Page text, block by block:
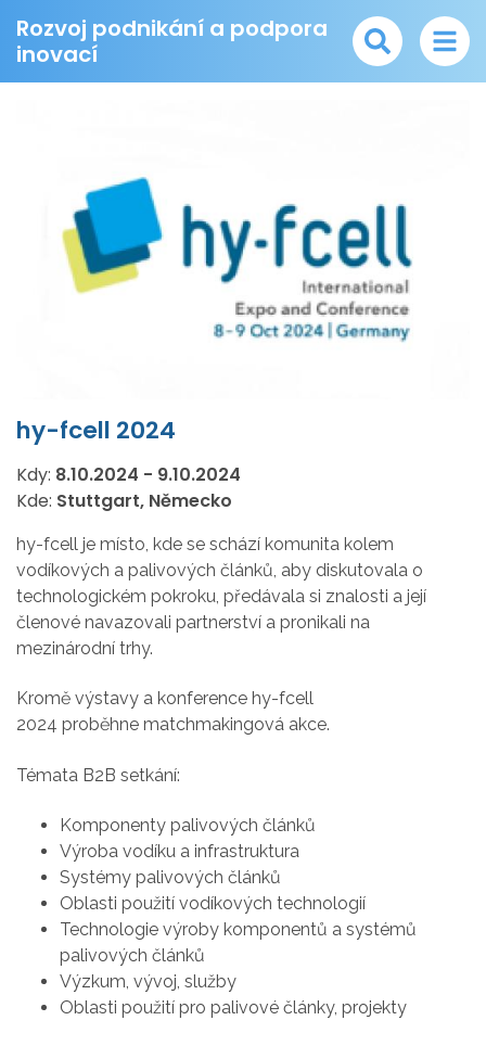
Rozvoj podnikání a podpora
inovací
hy-fcell 2024
Kdy: 8.10.2024 - 9.10.2024
Kde: Stuttgart, Německo
hy-fcell je místo, kde se schází komunita kolem
vodíkových a palivových článků, aby diskutovala o
technologickém pokroku, předávala si znalosti a její
členové navazovali partnerství a pronikali na
mezinárodní trhy.
Kromě výstavy a konference hy-fcell
2024 proběhne matchmakingová akce.
Témata B2B setkání:
Komponenty palivových článků
Výroba vodíku a infrastruktura
Systémy palivových článků
Oblasti použití vodíkových technologií
Technologie výroby komponentů a systémů
palivových článků
Výzkum, vývoj, služby
Oblasti použití pro palivové články, projekty